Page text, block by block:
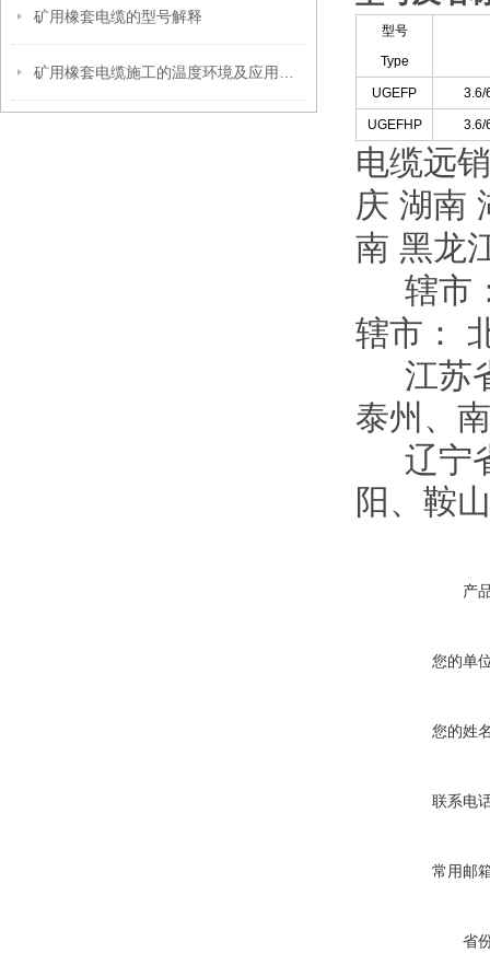
矿用橡套电缆的型号解释
型号
Type
UGEFP
UGEFHP
电缆远
庆 湖南
南 黑龙
辖市
辖市：
江苏
泰州、
辽宁
阳、鞍
产
您的单
您的姓
联系电
常用邮
省